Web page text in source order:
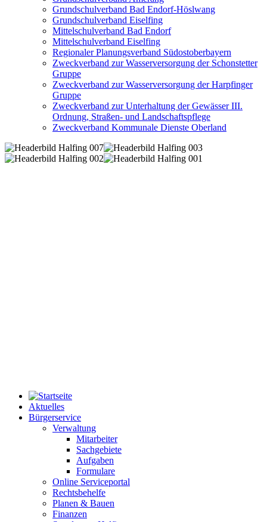
Grundschulverband Bad Endorf-Höslwang
Grundschulverband Eiselfing
Mittelschulverband Bad Endorf
Mittelschulverband Eiselfing
Regionaler Planungsverband Südostoberbayern
Zweckverband zur Wasserversorgung der Schonstetter
Gruppe
Zweckverband zur Wasserversorgung der Harpfinger
Gruppe
Zweckverband zur Unterhaltung der Gewässer III.
Ordnung, Straßen- und Landschaftspflege
Zweckverband Kommunale Dienste Oberland
Aktuelles
Bürgerservice
Verwaltung
Mitarbeiter
Sachgebiete
Aufgaben
Formulare
Online Serviceportal
Rechtsbehelfe
Planen & Bauen
Finanzen